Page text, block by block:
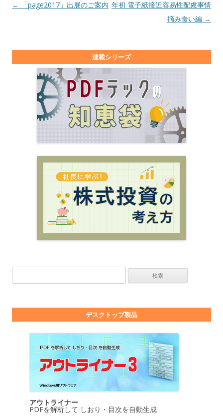
投稿ナビゲーション
← 「page2017」出展のご案内 年初 電子紙接近容易性配慮事情
摘み食い編 →
連載シリーズ
デスクトップ製品
アウトライナー
PDFを解析して しおり・目次を自動生成